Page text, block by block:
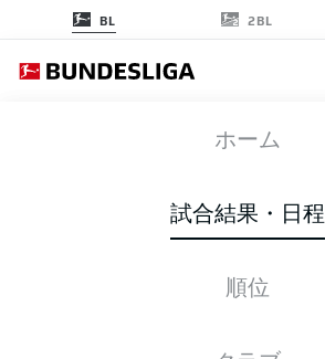
BL 2BL
ホーム
試合結果・日程
順位
FCA TSG
スターティングメンバー